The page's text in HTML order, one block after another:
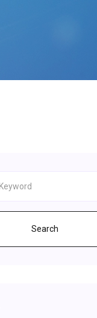
Search